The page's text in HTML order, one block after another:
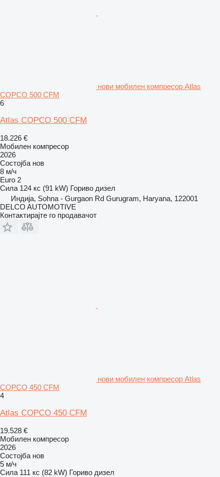
нови мобилен компресор Atlas
COPCO 500 CFM
6
Atlas COPCO 500 CFM
18.226 €
Мобилен компресор
2026
Состојба нов
8 м/ч
Euro 2
Сила 124 кс (91 kW) Гориво дизел
Индија, Sohna - Gurgaon Rd Gurugram, Haryana, 122001
DELCO AUTOMOTIVE
Контактирајте го продавачот
нови мобилен компресор Atlas
COPCO 450 CFM
4
Atlas COPCO 450 CFM
19.528 €
Мобилен компресор
2026
Состојба нов
5 м/ч
Сила 111 кс (82 kW) Гориво дизел